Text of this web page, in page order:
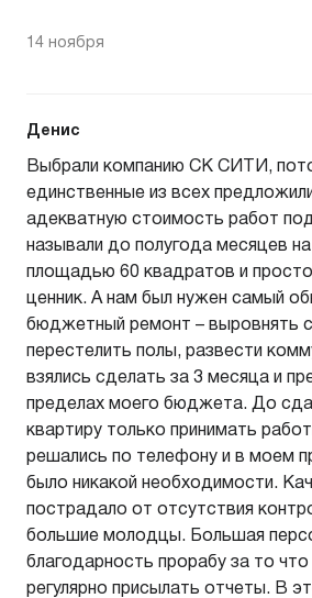
14 ноября
Денис
Выбрали компанию СК СИТИ,
единственные из всех
адекватную стоимость работ
называли до полугода месяцев
площадью 60 квадратов и
ценник. А нам был нужен самый
бюджетный ремонт – выровнять
перестелить полы, развести
взялись сделать за 3 месяца и
пределах моего бюджета. До
квартиру только принимать
решались по телефону и в моем
было никакой необходимости.
пострадало от отсутствия
большие молодцы. Большая
благодарность прорабу за то что
регулярно присылать отчеты. В